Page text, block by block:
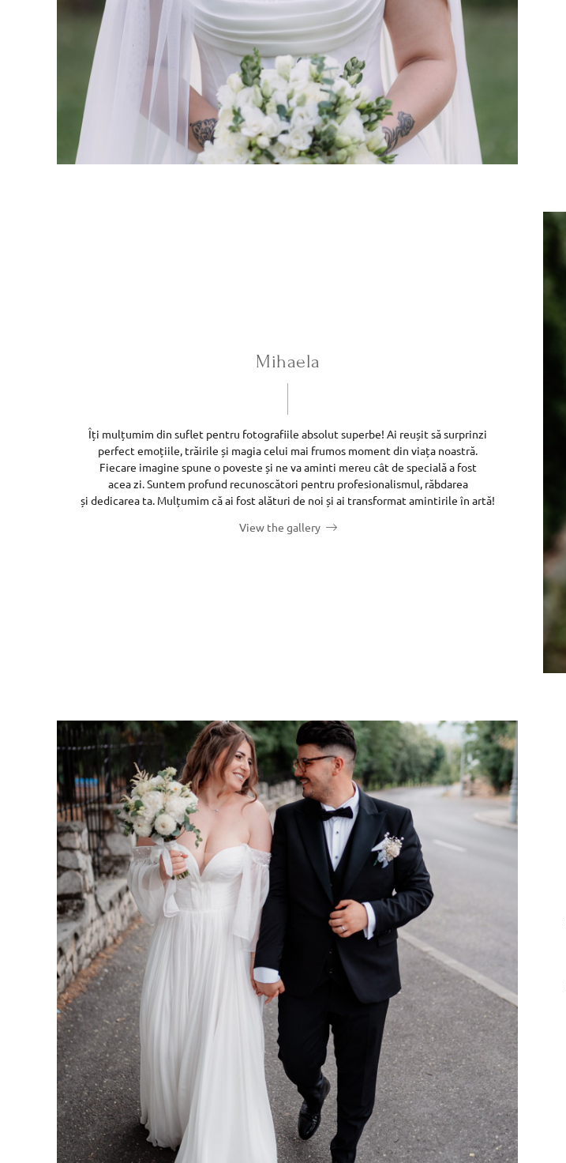
Mihaela
Îți mulțumim din suflet pentru fotografiile absolut superbe! Ai reușit să surprinzi
perfect emoțiile, trăirile și magia celui mai frumos moment din viața noastră.
Fiecare imagine spune o poveste și ne va aminti mereu cât de specială a fost
acea zi. Suntem profund recunoscători pentru profesionalismul, răbdarea
și dedicarea ta. Mulțumim că ai fost alături de noi și ai transformat amintirile în artă!
View the gallery